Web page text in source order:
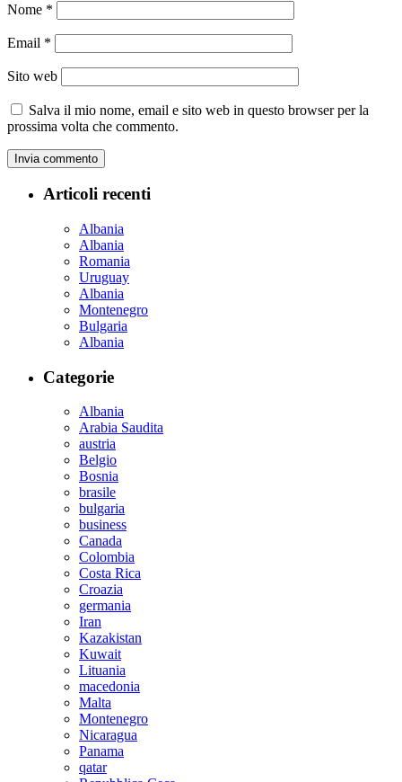
Nome *
Email *
Sito web
Salva il mio nome, email e sito web in questo browser per la
prossima volta che commento.
Articoli recenti
Albania
Albania
Romania
Uruguay
Albania
Montenegro
Bulgaria
Albania
Categorie
Albania
Arabia Saudita
austria
Belgio
Bosnia
brasile
bulgaria
business
Canada
Colombia
Costa Rica
Croazia
germania
Iran
Kazakistan
Kuwait
Lituania
macedonia
Malta
Montenegro
Nicaragua
Panama
qatar